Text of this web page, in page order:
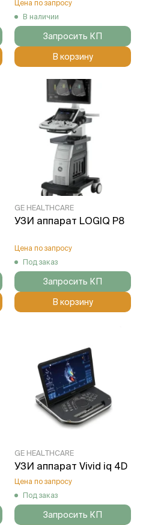
Цена по запросу
В наличии
Запросить КП
В корзину
GE HEALTHCARE
УЗИ аппарат LOGIQ P8
Цена по запросу
Под заказ
Запросить КП
В корзину
GE HEALTHCARE
УЗИ аппарат Vivid iq 4D
Цена по запросу
Под заказ
Запросить КП